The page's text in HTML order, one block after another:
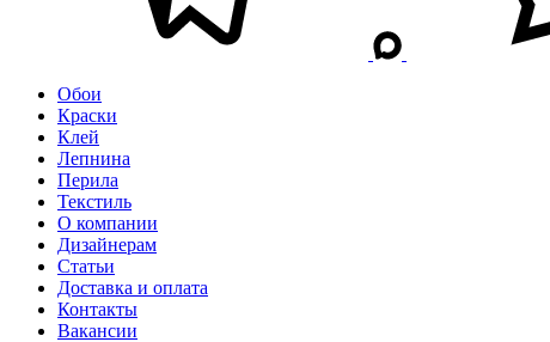
Обои
Краски
Клей
Лепнина
Перила
Текстиль
О компании
Дизайнерам
Статьи
Доставка и оплата
Контакты
Вакансии